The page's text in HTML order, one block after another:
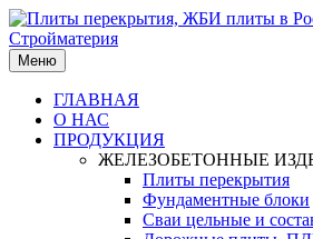
Меню
ГЛАВНАЯ
О НАС
ПРОДУКЦИЯ
ЖЕЛЕЗОБЕТОННЫЕ
Плиты перекрытия
Фундаментные блоки
Сваи цельные и